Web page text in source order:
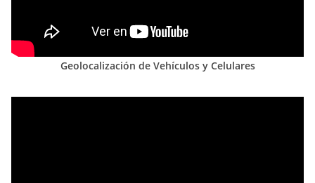
Geolocalización de Vehículos y Celulares